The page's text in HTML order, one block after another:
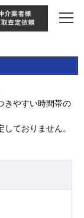
ンションを手がける会
ンションならJPM
きやすい時間帯の
ておりません。